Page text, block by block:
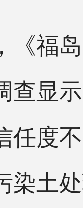
福岛
查显
任度
染土